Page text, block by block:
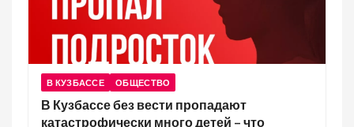
В КУЗБАССЕ ОБЩЕСТВО
В Кузбассе без вести пропадают
катастрофически много детей – что